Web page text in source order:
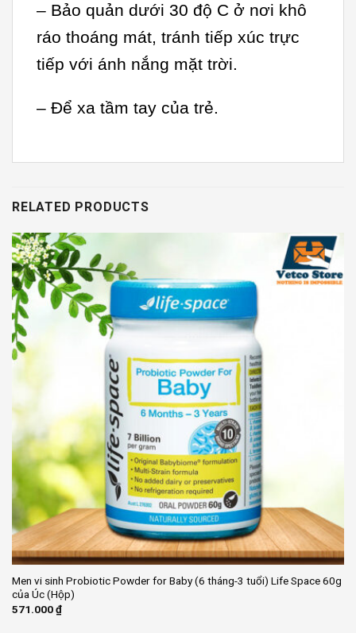
– Bảo quản dưới 30 độ C ở nơi khô
ráo thoáng mát, tránh tiếp xúc trực
tiếp với ánh nắng mặt trời.
– Để xa tầm tay của trẻ.
RELATED PRODUCTS
Men vi sinh Probiotic Powder for Baby (6 tháng-3 tuổi) Life Space 60g
của Úc (Hộp)
571.000₫